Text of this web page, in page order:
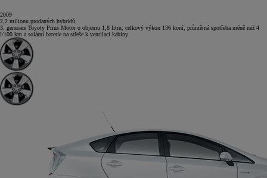
2009
2,2 milionu prodaných hybridů
3. generace Toyoty Prius Motor o objemu 1,8 litru, celkový výkon 136 koní, průměrná spotřeba méně než 4
l/100 km a solární baterie na střeše k ventilaci kabiny.